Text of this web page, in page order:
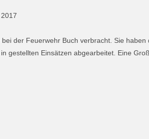
der Feuerwehr Buch verbracht. Sie haben
gestellten Einsätzen abgearbeitet. Eine